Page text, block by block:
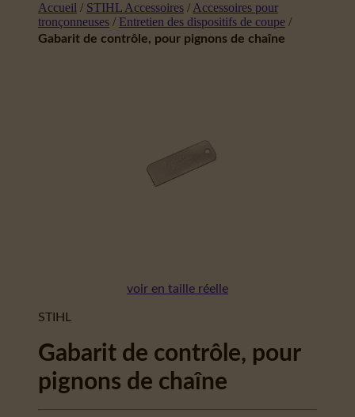
Accueil / STIHL Accessoires / Accessoires pour
tronçonneuses / Entretien des dispositifs de coupe /
Gabarit de contrôle, pour pignons de chaîne
voir en taille réelle
STIHL
Gabarit de contrôle, pour
pignons de chaîne